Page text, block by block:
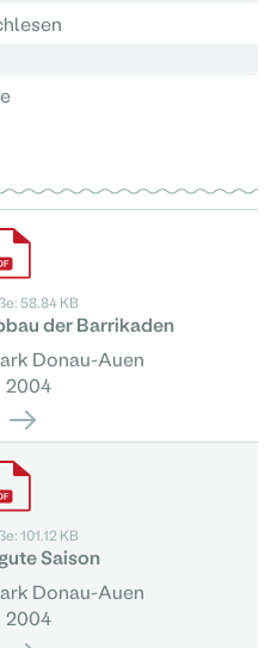
58.84 KB
der Barrikaden
Donau-Auen
2004
101.12 KB
Saison
Donau-Auen
2004